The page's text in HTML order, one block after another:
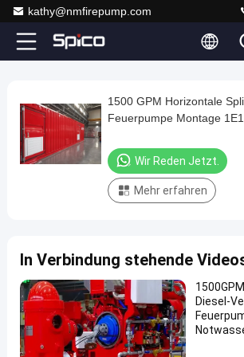
kathy@nmfirepump.com
Video
1500
GPM
Horizontale
1E1D1J
NFPA
20
Behälter-
Pumpraum
1500 GPM Horizontale
Feuerpumpe Montage
Wir Reden Jetzt.
Mehr erfahren
In Verbindung stehende
Diesel-